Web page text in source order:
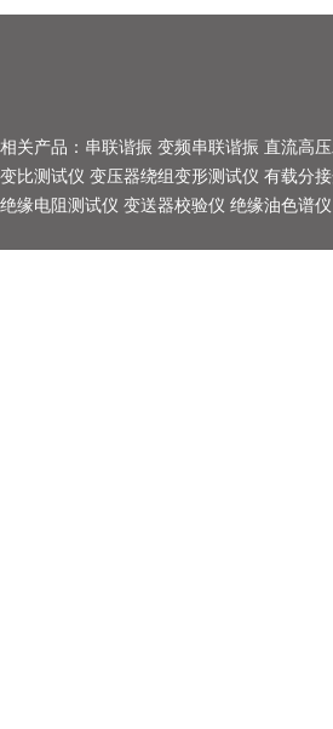
相关产品： 串联谐振 变频串联谐振 直流高
变比测试仪 变压器绕组变形测试仪 有载分
绝缘电阻测试仪 变送器校验仪 绝缘油色谱仪